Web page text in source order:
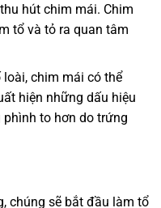
hút chim mái. Chim
tổ và tỏ ra quan tâm
loài, chim mái có thể
hiện những dấu hiệu
phình to hơn do trứng
chúng sẽ bắt đầu làm tổ